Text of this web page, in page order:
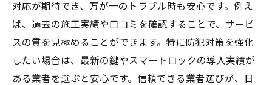
対応が期待でき、万が一のトラブル時も安心です。例え
ば、過去の施工実績や口コミを確認することで、サービ
スの質を見極めることができます。特に防犯対策を強化
したい場合は、最新の鍵やスマートロックの導入実績が
ある業者を選ぶと安心です。信頼できる業者選びが、日